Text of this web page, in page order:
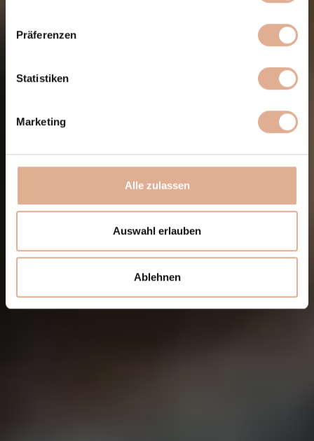
Präferenzen
Statistiken
Marketing
Alle zulassen
Auswahl erlauben
Ablehnen